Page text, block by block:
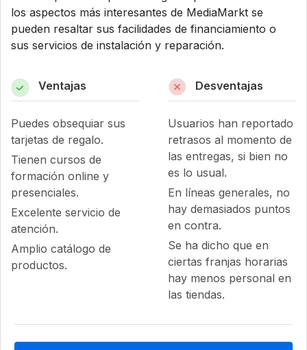
los aspectos más interesantes de MediaMarkt se
pueden resaltar sus facilidades de financiamiento o
sus servicios de instalación y reparación.
Ventajas
Puedes obsequiar sus
tarjetas de regalo.
Tienen cursos de
formación online y
presenciales.
Excelente servicio de
atención.
Amplio catálogo de
productos.
Desventajas
Usuarios han reportado
retrasos al momento de
las entregas, si bien no
es lo usual.
En líneas generales, no
hay demasiados puntos
en contra.
Se ha dicho que en
ciertas franjas horarias
hay menos personal en
las tiendas.